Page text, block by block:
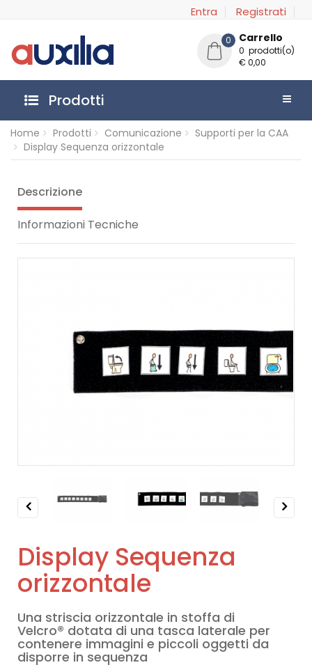
Entra Registrati
0 Carrello
0 prodotti(o)
€ 0,00
Prodotti
Home Prodotti Comunicazione
Supporti per la CAA
Display Sequenza orizzontale
Descrizione
Informazioni Tecniche
Display Sequenza
orizzontale
Una striscia orizzontale in stoffa di
Velcro® dotata di una tasca laterale per
contenere immagini e piccoli oggetti da
disporre in sequenza